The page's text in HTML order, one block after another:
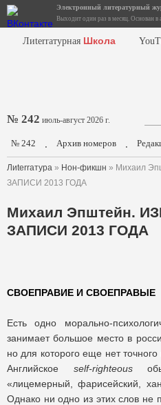
Электронный литературный
Выходит один раз в месяц. Основан в
Лиterraтурная Школа
№ 242 июль-август 2026 г.
№ 242 . Архив номеров .
Лиterraтура » Нон-фикшн » Михаил
ЗАПИСИ 2013 ГОДА
Михаил Эпштейн.
ЗАПИСИ 2013 ГОДА
СВОЕПРАВИЕ И СВОЕПРАВЫE
Есть одно морально-
занимает большое место в
но для которого еще нет
Английское self-righteous
«лицемерный, фарисейский,
Однако ни одно из этих слов не